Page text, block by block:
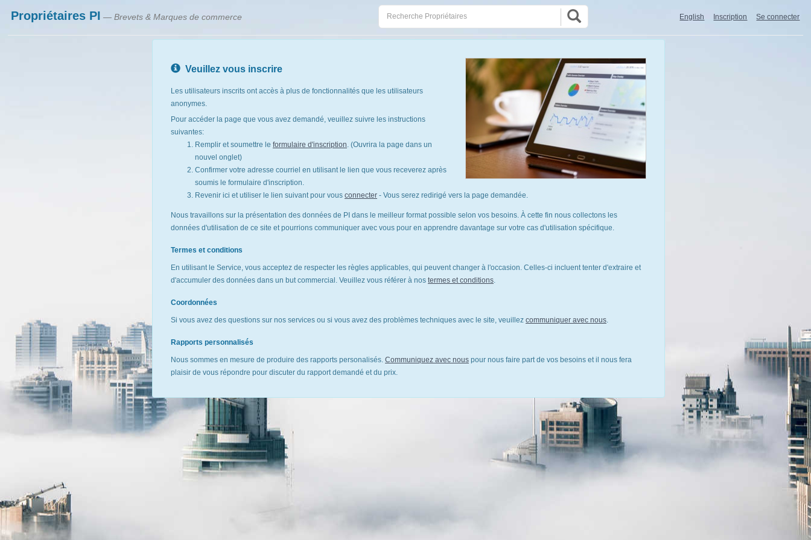
Propriétaires PI — Brevets & Marques de commerce English Inscription Se connecter
Veuillez vous inscrire
Les utilisateurs inscrits ont accès à plus de fonctionnalités que les utilisateurs
anonymes.
Pour accéder la page que vous avez demandé, veuillez suivre les instructions
suivantes:
Remplir et soumettre le formulaire d'inscription. (Ouvrira la page dans un
nouvel onglet)
Confirmer votre adresse courriel en utilisant le lien que vous receverez après
soumis le formulaire d'inscription.
Revenir ici et utiliser le lien suivant pour vous connecter- Vous serez redirigé vers la page demandée.
Nous travaillons sur la présentation des données de PI dans le meilleur format possible selon vos besoins. À cette fin nous collectons les
données d'utilisation de ce site et pourrions communiquer avec vous pour en apprendre davantage sur votre cas d'utilisation spécifique.
Termes et conditions
En utilisant le Service, vous acceptez de respecter les règles applicables, qui peuvent changer à l'occasion. Celles-ci incluent tenter d'extraire et
d'accumuler des données dans un but commercial. Veuillez vous référer à nos termes et conditions.
Coordonnées
Si vous avez des questions sur nos services ou si vous avez des problèmes techniques avec le site, veuillez communiquer avec nous.
Rapports personnalisés
Nous sommes en mesure de produire des rapports personalisés. Communiquez avec nouspour nous faire part de vos besoins et il nous fera
plaisir de vous répondre pour discuter du rapport demandé et du prix.